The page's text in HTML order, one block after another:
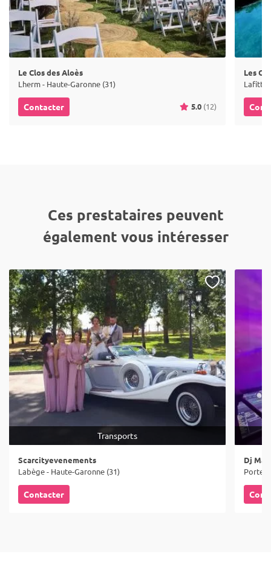
Le Clos des Aloès
Lherm - Haute-Garonne (31)
Contacter 5.0 (12)
Les
Lafitte-
Ces prestataires peuvent
également vous intéresser
Transports
Scarcityevenements
Labège - Haute-Garonne (31)
Contacter
Dj
Portet-